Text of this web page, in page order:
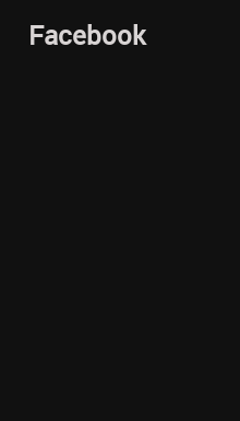
Facebook